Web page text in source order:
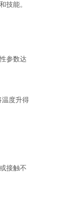
技能。
参数达
温度升得
接触不